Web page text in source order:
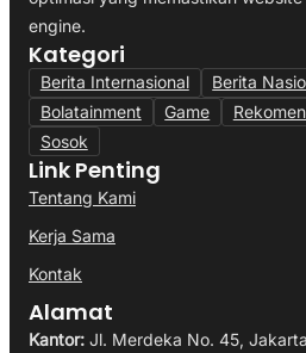
engine.
Kategori
Berita Internasional Berita
Bolatainment
Game
Sosok
Link Penting
Tentang Kami
Kerja Sama
Kontak
Alamat
Kantor: Jl. Merdeka No. 45,